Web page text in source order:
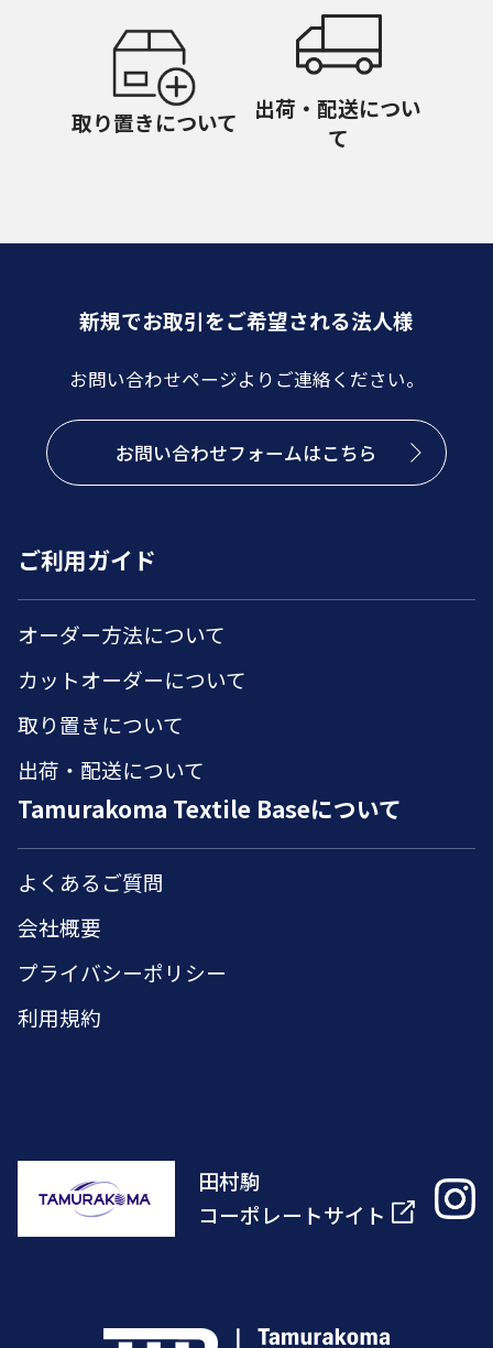
取り置きについて
出荷・配送につい
て
新規でお取引をご希望される法人様
お問い合わせページよりご連絡ください。
お問い合わせフォームはこちら
ご利用ガイド
オーダー方法について
カットオーダーについて
取り置きについて
出荷・配送について
Tamurakoma Textile Baseについて
よくあるご質問
会社概要
プライバシーポリシー
利用規約
田村駒
コーポレートサイト